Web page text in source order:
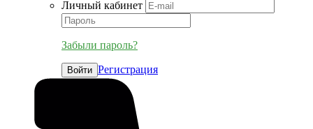
Личный кабинет
Забыли пароль?
Войти Регистрация